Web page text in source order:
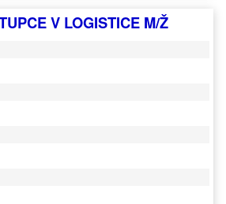
V LOGISTICE M/Ž